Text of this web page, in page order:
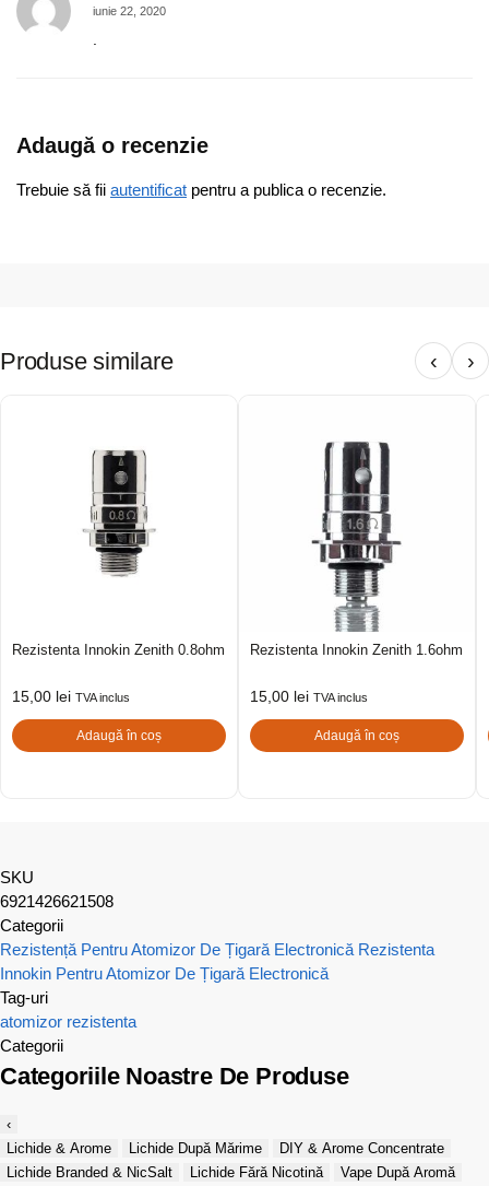
iunie 22, 2020
.
Adaugă o recenzie
Trebuie să fii autentificat pentru a publica o recenzie.
Produse similare ‹ ›
Rezistenta Innokin Zenith 0.8ohm
15,00 lei TVA inclus
Adaugă în coș
Rezistenta Innokin Zenith 1.6ohm
15,00 lei TVA inclus
Adaugă în coș
SKU
6921426621508
Categorii
Rezistență Pentru Atomizor De Țigară Electronică Rezistenta
Innokin Pentru Atomizor De Țigară Electronică
Tag-uri
atomizor rezistenta
Categorii
Categoriile Noastre De Produse
‹
Lichide & Arome
Lichide După Mărime
DIY & Arome Concentrate
Lichide Branded & NicSalt
Lichide Fără Nicotină
Vape După Aromă